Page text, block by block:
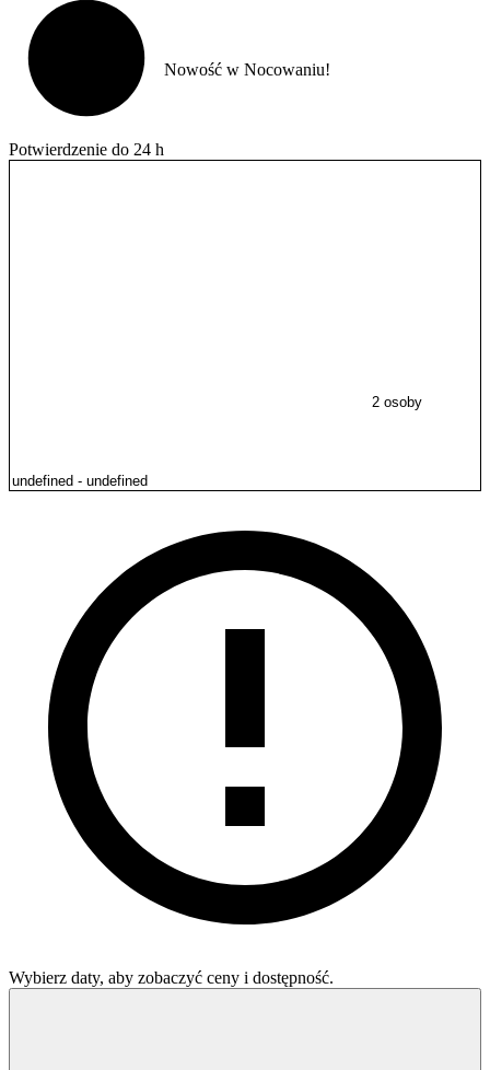
Potwierdzenie do 24 h
Nowość w Nocowaniu!
2 osoby
Wybierz daty, aby zobaczyć ceny i dostępność.